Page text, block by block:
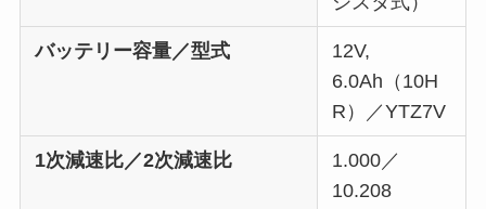
バッテリー容量／型式
12V,
6.0Ah（10H
R）／YTZ7V
1次減速比／2次減速比
1.000／
10.208